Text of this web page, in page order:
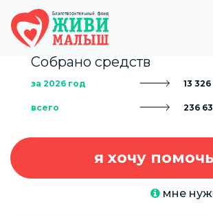
Собрано средств
за 2026 год 13
всего 236
я хочу помочь
мне